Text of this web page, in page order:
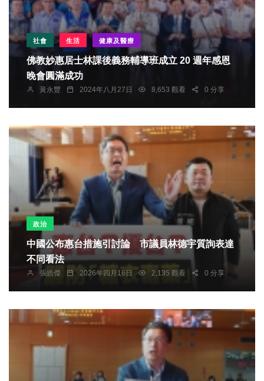
社會 生活 健康及醫療
佛教妙惠居士林課後義務輔導班成立 20 週年感恩
晚會圓滿成功
黃永豐 2024年八月27日 8,653 觀看 0 分享
政治
中國公布惠台措施引討論 市議員林德宇質詢表達
不同看法
張皓傑 2026年四月16日 2,135 觀看 0 分享